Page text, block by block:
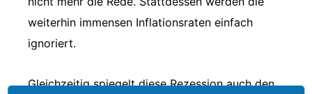
weiterhin immensen Inflationsraten einfach
ignoriert.
Gleichzeitig spiegelt diese Rezession auch den